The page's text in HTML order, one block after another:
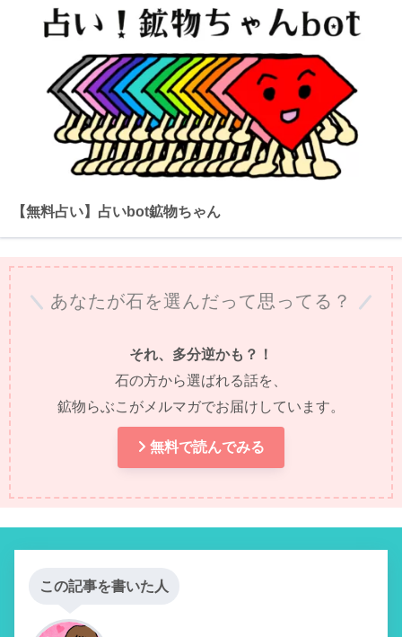
【無料占い】占いbot鉱物ちゃん
あなたが石を選んだって思ってる？
それ、多分逆かも？！
石の方から選ばれる話を、
鉱物らぶこがメルマガでお届けしています。
無料で読んでみる
この記事を書いた人